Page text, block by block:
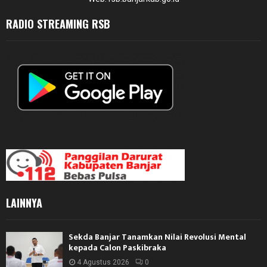
RADIO STREAMING RSB
LAINNYA
Sekda Banjar Tanamkan Nilai Revolusi Mental
kepada Calon Paskibraka
4 Agustus 2026 0